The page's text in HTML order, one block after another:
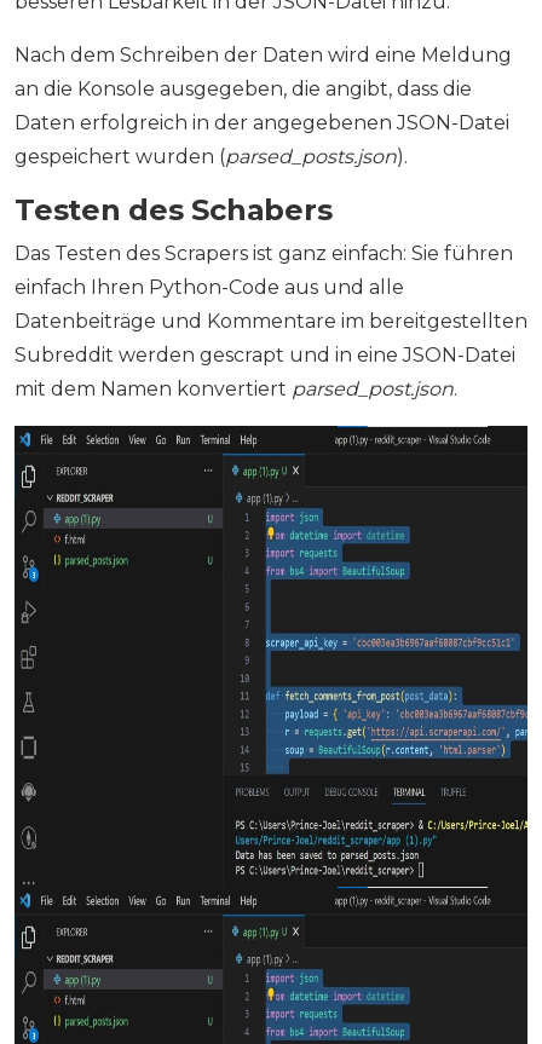
Nach dem Schreiben der Daten wird eine Meldung
an die Konsole ausgegeben, die angibt, dass die
Daten erfolgreich in der angegebenen JSON-Datei
gespeichert wurden (parsed_posts.json).
Testen des Schabers
Das Testen des Scrapers ist ganz einfach: Sie führen
einfach Ihren Python-Code aus und alle
Datenbeiträge und Kommentare im bereitgestellten
Subreddit werden gescrapt und in eine JSON-Datei
mit dem Namen konvertiert parsed_post.json.